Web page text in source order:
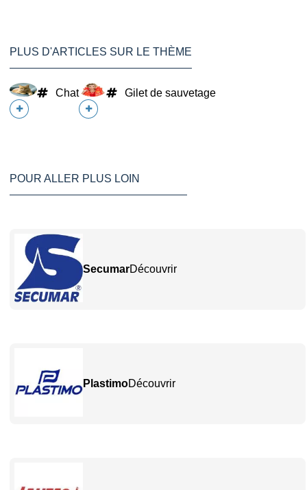
PLUS D'ARTICLES SUR LE THÈME
Chat Gilet de sauvetage
POUR ALLER PLUS LOIN
SecumarDécouvrir
PlastimoDécouvrir